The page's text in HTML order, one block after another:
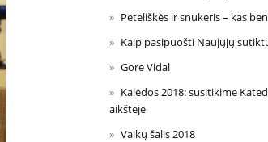
Peteliškės ir snukeris – kas
Kaip pasipuošti Naujųjų
Gore Vidal
Kalėdos 2018: susitikime
aikštėje
Vaikų šalis 2018